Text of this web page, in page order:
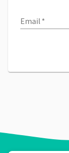
Email *